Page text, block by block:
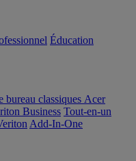
Éducation
bureau classiques Acer
Business Tout-en-un
Add-In-One